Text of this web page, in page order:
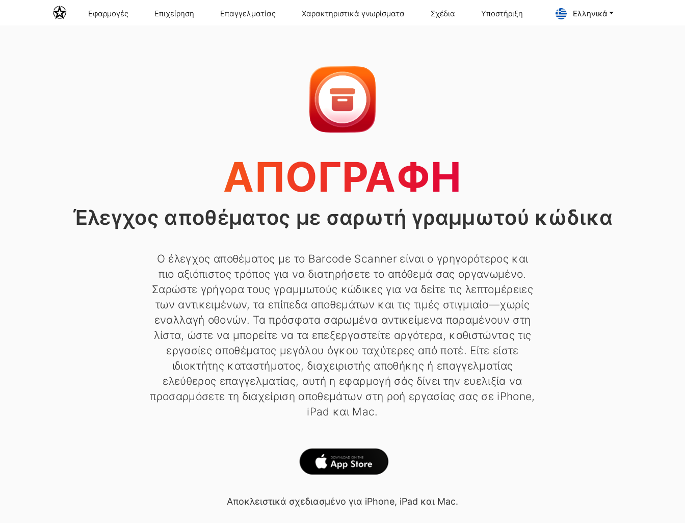
Εφαρμογές Επιχείρηση Επαγγελματίας Χαρακτηριστικά γνωρίσματα Σχέδια Υποστήριξη Ελληνικά
ΑΠΟΓΡΑΦΉ
Έλεγχος αποθέματος με σαρωτή γραμμωτού κώδικα
Ο έλεγχος αποθέματος με το Barcode Scanner είναι ο γρηγορότερος και
πιο αξιόπιστος τρόπος για να διατηρήσετε το απόθεμά σας οργανωμένο.
Σαρώστε γρήγορα τους γραμμωτούς κώδικες για να δείτε τις λεπτομέρειες
των αντικειμένων, τα επίπεδα αποθεμάτων και τις τιμές στιγμιαία—χωρίς
εναλλαγή οθονών. Τα πρόσφατα σαρωμένα αντικείμενα παραμένουν στη
λίστα, ώστε να μπορείτε να τα επεξεργαστείτε αργότερα, καθιστώντας τις
εργασίες αποθέματος μεγάλου όγκου ταχύτερες από ποτέ. Είτε είστε
ιδιοκτήτης καταστήματος, διαχειριστής αποθήκης ή επαγγελματίας
ελεύθερος επαγγελματίας, αυτή η εφαρμογή σάς δίνει την ευελιξία να
προσαρμόσετε τη διαχείριση αποθεμάτων στη ροή εργασίας σας σε iPhone,
iPad και Mac.
Αποκλειστικά σχεδιασμένο για iPhone, iPad και Mac.